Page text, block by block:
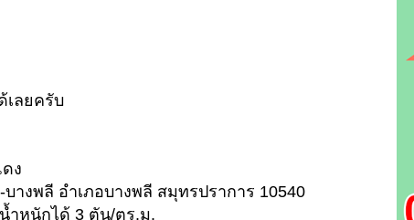
เลยครับ
ง
งพลี อำเภอบางพลี สมุทรปราการ 10540
ำหนักได้ 3 ตัน/ตร.ม.